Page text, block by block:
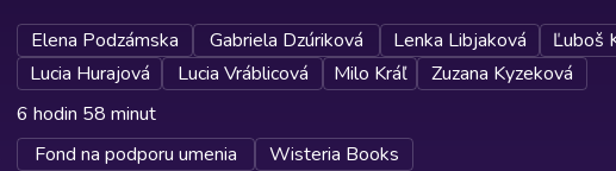
Elena Podzámska Gabriela Dzúriková Lenka Libjaková
Ľuboš
Lucia Hurajová
Lucia Vráblicová Milo Kráľ
Zuzana Kyzeková
6 hodin 58 minut
Fond na podporu umenia
Wisteria Books